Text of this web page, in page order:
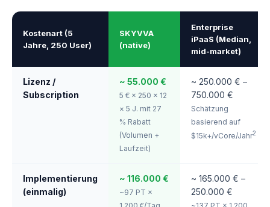
Kostenart (5
Jahre, 250 User)
SKYVVA
(native)
Enterprise
iPaaS (Median,
mid-market)
Lizenz /
Subscription
~ 55.000 €
5 € × 250 × 12
× 5 J. mit 27
% Rabatt
(Volumen +
Laufzeit)
~ 250.000 € –
750.000 €
Schätzung
basierend auf
$15k+/vCore/Jahr2
Implementierung
(einmalig)
~ 116.000 €
~97 PT ×
~ 165.000 € –
250.000 €